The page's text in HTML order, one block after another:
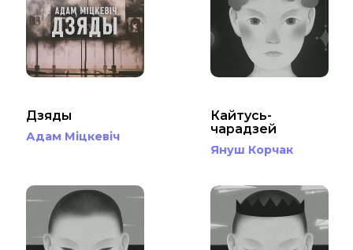
Дзяды
Адам Міцкевіч
Кайтусь-
чарадзей
Януш Корчак